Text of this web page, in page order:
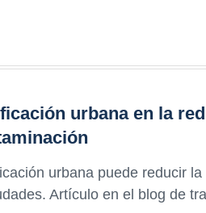
urbana en la
urbana puede reducir
Artículo en el blog de